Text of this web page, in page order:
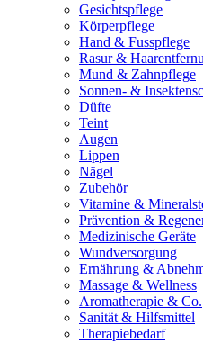
Gesichtspflege
Körperpflege
Hand & Fusspflege
Rasur &
Mund & Zahnpflege
Sonnen- &
Düfte
Teint
Augen
Lippen
Nägel
Zubehör
Vitamine &
Prävention &
Medizinische Geräte
Wundversorgung
Ernährung &
Massage & Wellness
Aromatherapie & Co.
Sanität & Hilfsmittel
Therapiebedarf